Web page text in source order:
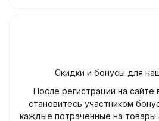
Скидки и бонусы для
После регистрации на сайте
становитесь участником
каждые потраченные на товары